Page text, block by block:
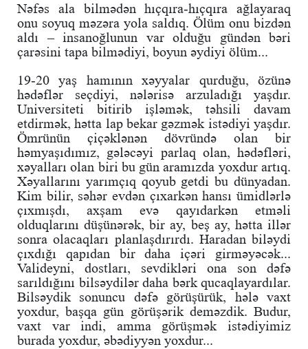
Nəfəs ala bilmədən hıçqıra-hıçqıra ağlayaraq
onu soyuq məzəra yola saldıq. Ölüm onu bizdən
aldı – insanoğlunun var olduğu gündən bəri
çarəsini tapa bilmədiyi, boyun əydiyi ölüm...
19-20 yaş hamının xəyyalar qurduğu, özünə
hədəflər seçdiyi, nələrisə arzuladığı yaşdır.
Universiteti bitirib işləmək, təhsili davam
etdirmək, hətta lap bekar gəzmək istədiyi yaşdır.
Ömrünün çiçəklənən dövründə olan bir
həmyaşıdımız, gələcəyi parlaq olan, hədəfləri,
xəyalları olan biri bu gün aramızda yoxdur artıq.
Xəyallarını yarımçıq qoyub getdi bu dünyadan.
Kim bilir, səhər evdən çıxarkən hansı ümidlərlə
çıxmışdı, axşam evə qayıdarkən etməli
olduqlarını düşünərək, bir ay, beş ay, hətta illər
sonra olacaqları planlaşdırırdı. Haradan biləydi
çıxdığı qapıdan bir daha içəri girməyəcək...
Valideyni, dostları, sevdikləri ona son dəfə
sarıldığını bilsəydilər daha bərk qucaqlayardılar.
Bilsəydik sonuncu dəfə görüşürük, hələ vaxt
yoxdur, başqa gün görüşərik deməzdik. Budur,
vaxt var indi, amma görüşmək istədiyimiz
burada yoxdur, əbədiyyən yoxdur...